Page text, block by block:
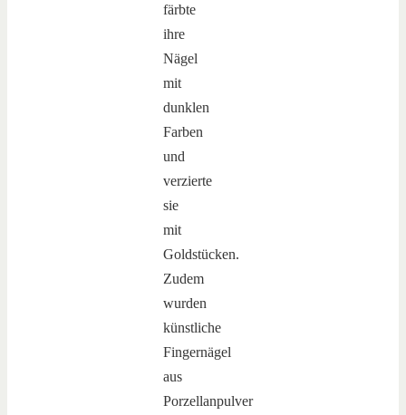
färbte
ihre
Nägel
mit
dunklen
Farben
und
verzierte
sie
mit
Goldstücken.
Zudem
wurden
künstliche
Fingernägel
aus
Porzellanpulver